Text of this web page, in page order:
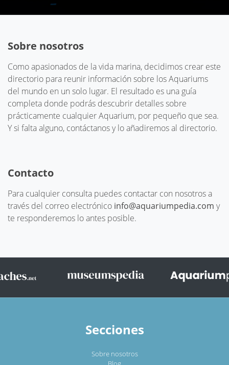
Sobre nosotros
Como apasionados de la vida marina, decidimos crear este
directorio para reunir información sobre los Aquariums
del mundo en un solo lugar. El resultado es una guía
completa donde podrás descubrir detalles sobre
prácticamente cualquier Aquarium, por pequeño que sea.
Y si falta alguno, contáctanos y lo añadiremos al directorio.
Contacto
Para cualquier consulta puedes contactar con nosotros a
través del correo electrónico info@aquariumpedia.com y
te responderemos lo antes posible.
Secciones
Sobre nosotros